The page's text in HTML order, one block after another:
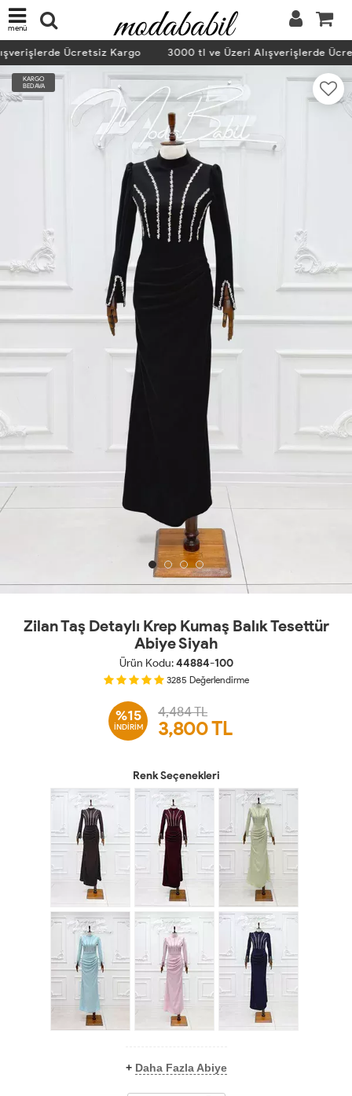
menü
Ücretsiz Kargo 3000 tl ve Üzeri Alışverişlerde
KARGO
BEDAVA
Zilan Taş Detaylı Krep Kumaş Balık Tesettür
Abiye Siyah
Ürün Kodu:44884-100
3285 Değerlendirme
%15
İNDİRİM
4,484 TL
3,800TL
Renk Seçenekleri
+ Daha Fazla Abiye